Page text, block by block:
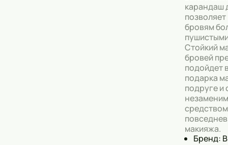
карандаш
брoвям
Стойкий
бровей
подойдет
подарка
подруге и
макияжа.
Бренд: